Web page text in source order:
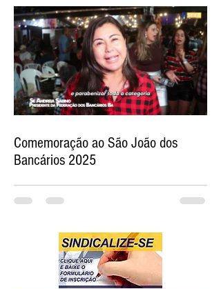
Comemoração ao São João dos
Bancários 2025